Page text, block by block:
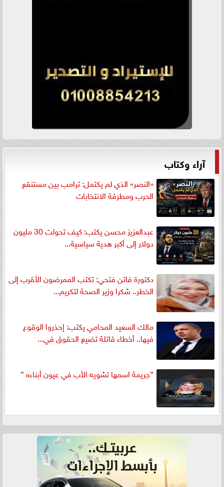
آراء وكتاب
«النصر» الذي لم يكتمل: ترامب بين مستنقع
الحرب ومطرقة الانتخابات
عبدالعزيز محسن يكتب: كيف تحولت 30 مليون
دولار إلى أكبر هدية سياسية...
دكتورة فاتن فتحي: تكتب الممرضون الأقرب إلى
الخطر.. شكرا وزير الصحة لتكريم...
مالك السعيد المحامي يكتب: إحذروا الوقوع
فيها.. أخطاء قاتلة تضيع الحقوق في...
”جريمة اسمها تشويه الأب في عيون أبناءه ”